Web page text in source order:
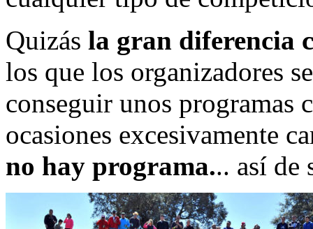
Quizás la gran diferencia
los que los organizadores
conseguir unos programas
ocasiones excesivamente
no hay programa... así de